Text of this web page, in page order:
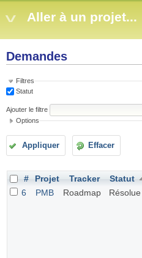
Aller à un projet...
Demandes
Filtres
Statut
Ajouter le filtre
Options
Appliquer Effacer
# Projet Tracker Statut
6
PMB Roadmap Résolue